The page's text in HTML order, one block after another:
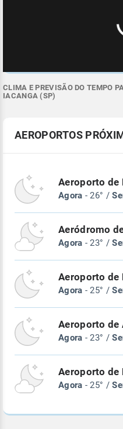
CLIMA E PREVISÃO DO TEMPO
IACANGA (SP)
AEROPORTOS
Aeroporto de
Agora - 26° /
Aeródromo
Agora - 23° /
Aeroporto de
Agora - 25° /
Aeroporto de
Agora - 23° /
Aeroporto de
Agora - 25° /